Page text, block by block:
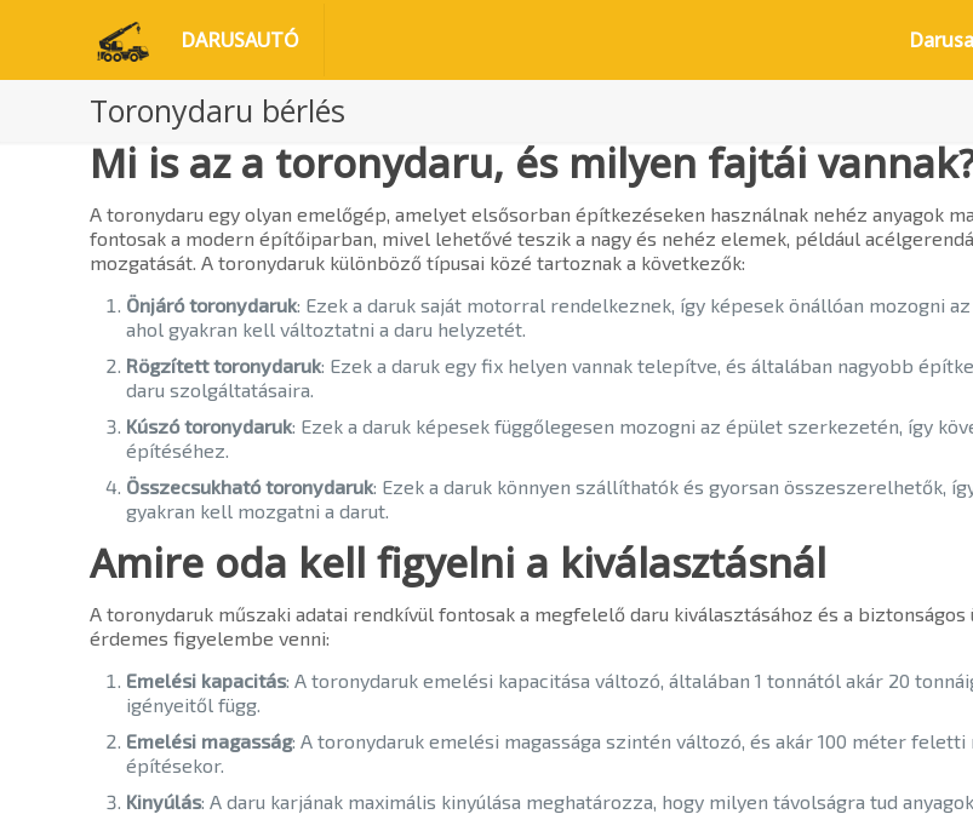
DARUSAUTÓ
Toronydaru bérlés
Mi is az a toronydaru, és milyen fajtái
A toronydaru egy olyan emelőgép, amelyet elsősorban építkezéseken használnak nehéz anyagok
fontosak a modern építőiparban, mivel lehetővé teszik a nagy és nehéz elemek, például
mozgatását. A toronydaruk különböző típusai közé tartoznak a következők:
Önjáró toronydaruk: Ezek a daruk saját motorral rendelkeznek, így képesek önállóan mozogni
ahol gyakran kell változtatni a daru helyzetét.
Rögzített toronydaruk: Ezek a daruk egy fix helyen vannak telepítve, és általában nagyobb
daru szolgáltatásaira.
Kúszó toronydaruk: Ezek a daruk képesek függőlegesen mozogni az épület szerkezetén, így
építéséhez.
Összecsukható toronydaruk: Ezek a daruk könnyen szállíthatók és gyorsan összeszerelhetők,
gyakran kell mozgatni a darut.
Amire oda kell figyelni a kiválasztásnál
A toronydaruk műszaki adatai rendkívül fontosak a megfelelő daru kiválasztásához és a
érdemes figyelembe venni:
Emelési kapacitás: A toronydaruk emelési kapacitása változó, általában 1 tonnától akár 20
igényeitől függ.
Emelési magasság: A toronydaruk emelési magassága szintén változó, és akár 100 méter
építésekor.
Kinyúlás: A daru karjának maximális kinyúlása meghatározza, hogy milyen távolságra tud